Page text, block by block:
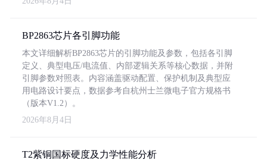
BP2863芯片各引脚功能
本文详细解析BP2863芯片的引脚功能及参数，包括各引脚
定义、典型电压/电流值、内部逻辑关系等核心数据，并附
引脚参数对照表。内容涵盖驱动配置、保护机制及典型应
用电路设计要点，数据参考自杭州士兰微电子官方规格书
（版本V1.2）。
2026年8月4日
T2紫铜国标硬度及力学性能分析